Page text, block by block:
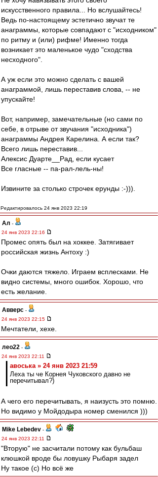
искусственного правила... Но вслушайтесь!
Ведь по-настоящему эстетично звучат те
анаграммы, которые совпадают с "исходником"
по ритму и (или) рифме! Именно тогда
возникает это маленькое чудо "сходства
несходного".
А уж если это можно сделать с вашей
анаграммой, лишь переставив слова, -- не
упускайте!
Вот, например, замечательные (но сами по
себе, в отрыве от звучания "исходника")
анаграммы Андрея Карелина. А если так?
Всего лишь переставив...
Алексис Дуарте__Рад, если кусает
Все гласные -- па-рал-лель-ны!
Извините за столько строчек ерунды :-))).
Редактировалось 24 янв 2023 22:19
Ал -
24 янв 2023 22:16
Промес опять был на хоккее. Затягивает
российская жизнь Антоху :)
Очки даются тяжело. Играем всплесками. Не
видно системы, много ошибок. Хорошо, что
есть желание.
Авверс -
24 янв 2023 22:15
Мечтатели, хехе.
лео22 -
24 янв 2023 22:11
авоська » 24 янв 2023 21:59
Леха ты че Корнея Чуковского давно не
перечитывал?)
А чего его перечитывать, я наизусть это помню.
Но видимо у Мойдодыра номер сменился )))
Mike Lebedev -
24 янв 2023 22:11
"Вторую" не засчитали потому как бульбаш
клюшкой вроде бы ловушку Рыбаря задел
Ну такое (с) Но всё же